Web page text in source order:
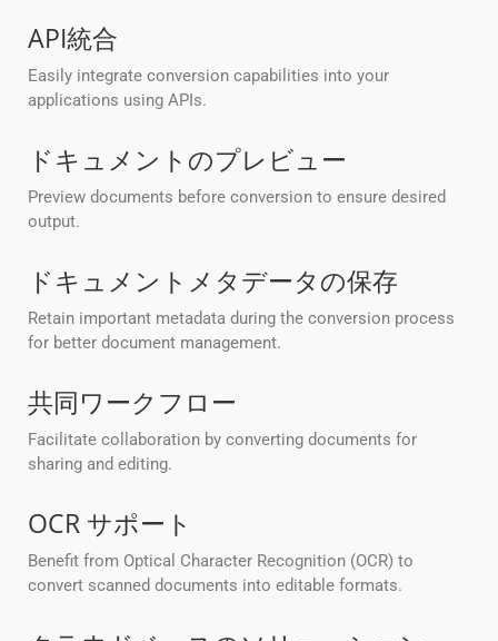
API統合
Easily integrate conversion capabilities into your
applications using APIs.
ドキュメントのプレビュー
Preview documents before conversion to ensure desired
output.
ドキュメントメタデータの保存
Retain important metadata during the conversion process
for better document management.
共同ワークフロー
Facilitate collaboration by converting documents for
sharing and editing.
OCR サポート
Benefit from Optical Character Recognition (OCR) to
convert scanned documents into editable formats.